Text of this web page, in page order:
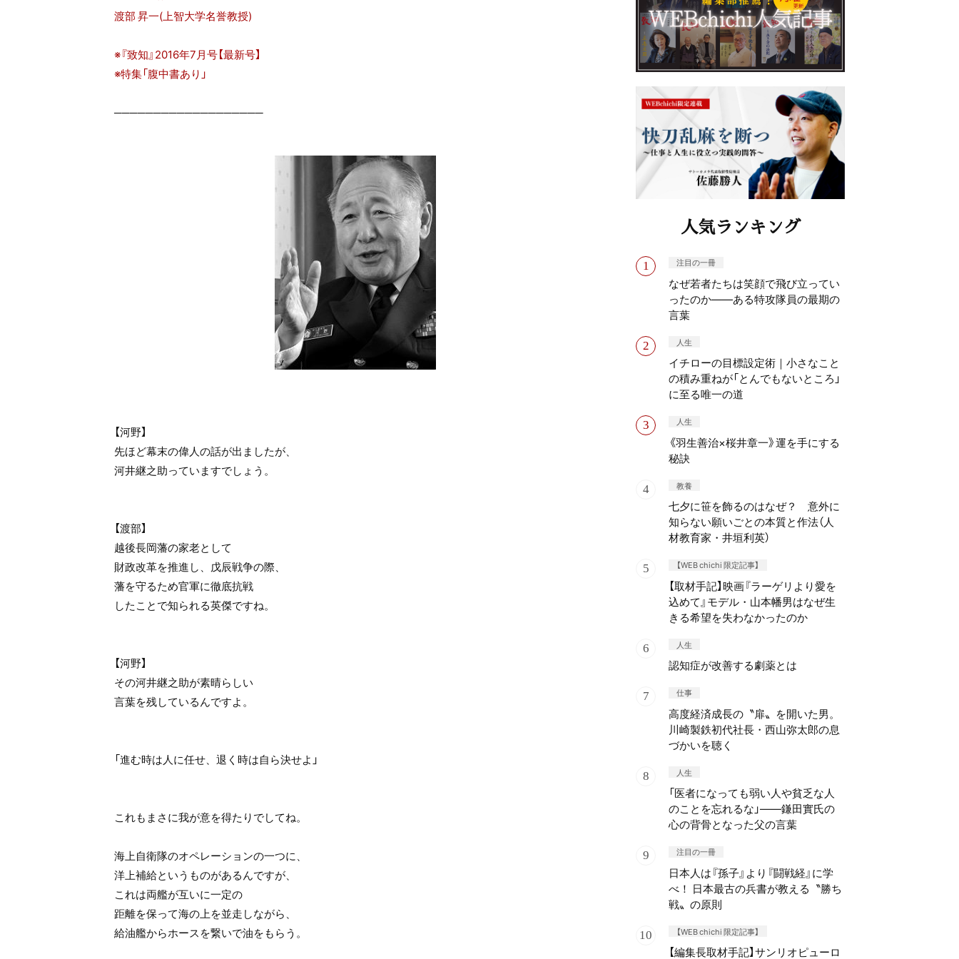
渡部 昇一(上智大学名誉教授)
※『致知』2016年7月号【最新号】
※特集「腹中書あり」
───────────────────
【河野】
先ほど幕末の偉人の話が出ましたが、
河井継之助っていますでしょう。
【渡部】
越後長岡藩の家老として
財政改革を推進し、戊辰戦争の際、
藩を守るため官軍に徹底抗戦
したことで知られる英傑ですね。
【河野】
その河井継之助が素晴らしい
言葉を残しているんですよ。
「進む時は人に任せ、退く時は自ら決せよ」
これもまさに我が意を得たりでしてね。
海上自衛隊のオペレーションの一つに、
洋上補給というものがあるんですが、
これは両艦が互いに一定の
距離を保って海の上を並走しながら、
給油艦からホースを繋いで油をもらう。
人気ランキング
注目の一冊
なぜ若者たちは笑顔で飛び立ってい
ったのか——ある特攻隊員の最期の
言葉
人生
イチローの目標設定術｜小さなこと
の積み重ねが「とんでもないところ」
に至る唯一の道
人生
《羽生善治×桜井章一》運を手にする
秘訣
教養
七夕に笹を飾るのはなぜ？ 意外に
知らない願いごとの本質と作法（人
材教育家・井垣利英）
【WEB chichi 限定記事】
【取材手記】映画『ラーゲリより愛を
込めて』モデル・山本幡男はなぜ生
きる希望を失わなかったのか
人生
認知症が改善する劇薬とは
仕事
高度経済成長の〝扉〟を開いた男。
川崎製鉄初代社長・西山弥太郎の息
づかいを聴く
人生
「医者になっても弱い人や貧乏な人
のことを忘れるな」——鎌田實氏の
心の背骨となった父の言葉
注目の一冊
日本人は『孫子』より『闘戦経』に学
べ！ 日本最古の兵書が教える〝勝ち
戦〟の原則
【WEB chichi 限定記事】
【編集長取材手記】サンリオピューロ